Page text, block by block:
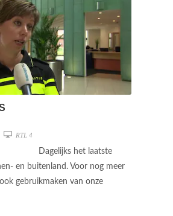
RTL 4
Dagelijks het laatste
en buitenland. Voor nog meer
gebruikmaken van onze